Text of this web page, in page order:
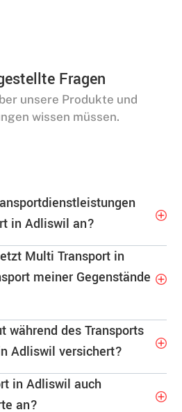
Fragen
unsere Produkte und
wissen müssen.
in Adliswil an?
Multi Transport in
meiner Gegenstände
während des Transports
Adliswil versichert?
in Adliswil auch
an?